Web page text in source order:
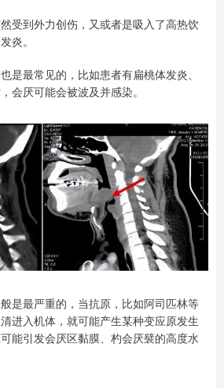
受到外力创伤，又或者是吸入了高热饮
炎。
是最常见的，比如患者有扁桃体发炎、
会厌可能会被波及并感染。
是最严重的，当抗原，比如阿司匹林等
进入机体，就可能产生某种变应原发生
能引发会厌区黏膜、杓会厌襞的高度水